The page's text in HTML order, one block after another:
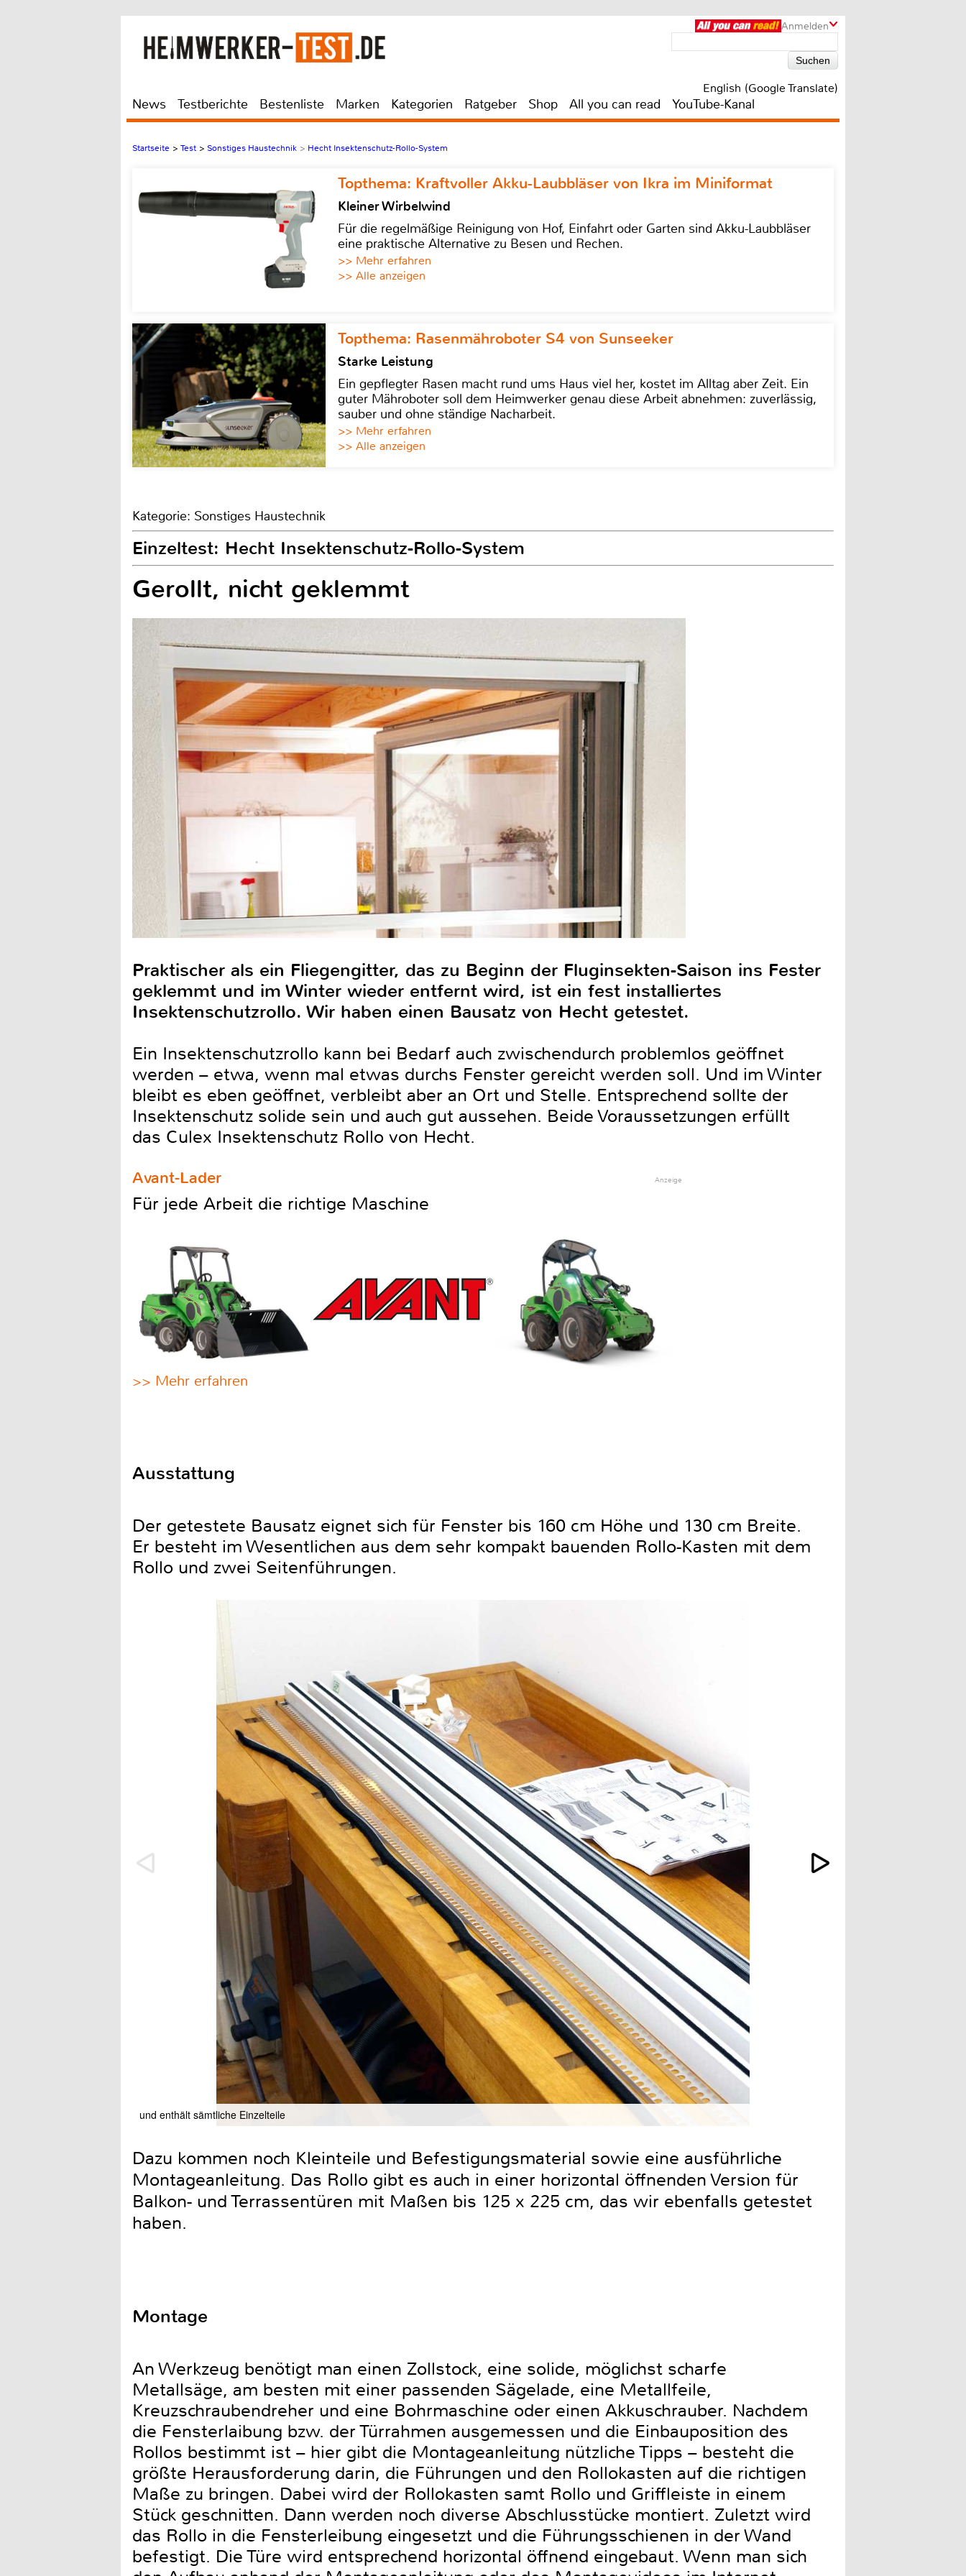
Anmelden
English (Google Translate)
News Testberichte Bestenliste Marken Kategorien Ratgeber Shop All you can read YouTube-Kanal
Startseite > Test > Sonstiges Haustechnik > Hecht Insektenschutz-Rollo-System
Topthema: Kraftvoller Akku-Laubbläser von Ikra im Miniformat
Kleiner Wirbelwind
Für die regelmäßige Reinigung von Hof, Einfahrt oder Garten sind Akku-Laubbläser
eine praktische Alternative zu Besen und Rechen.
>> Mehr erfahren
>> Alle anzeigen
Topthema: Rasenmähroboter S4 von Sunseeker
Starke Leistung
Ein gepflegter Rasen macht rund ums Haus viel her, kostet im Alltag aber Zeit. Ein
guter Mähroboter soll dem Heimwerker genau diese Arbeit abnehmen: zuverlässig,
sauber und ohne ständige Nacharbeit.
>> Mehr erfahren
>> Alle anzeigen
Kategorie: Sonstiges Haustechnik
Einzeltest: Hecht Insektenschutz-Rollo-System
Gerollt, nicht geklemmt
Praktischer als ein Fliegengitter, das zu Beginn der Fluginsekten-Saison ins Fester
geklemmt und im Winter wieder entfernt wird, ist ein fest installiertes
Insektenschutzrollo. Wir haben einen Bausatz von Hecht getestet.
Ein Insektenschutzrollo kann bei Bedarf auch zwischendurch problemlos geöffnet
werden – etwa, wenn mal etwas durchs Fenster gereicht werden soll. Und im Winter
bleibt es eben geöffnet, verbleibt aber an Ort und Stelle. Entsprechend sollte der
Insektenschutz solide sein und auch gut aussehen. Beide Voraussetzungen erfüllt
das Culex Insektenschutz Rollo von Hecht.
Anzeige
Avant-Lader
Für jede Arbeit die richtige Maschine
>> Mehr erfahren
Ausstattung
Der getestete Bausatz eignet sich für Fenster bis 160 cm Höhe und 130 cm Breite.
Er besteht im Wesentlichen aus dem sehr kompakt bauenden Rollo-Kasten mit dem
Rollo und zwei Seitenführungen.
und enthält sämtliche Einzelteile
Dazu kommen noch Kleinteile und Befestigungsmaterial sowie eine ausführliche
Montageanleitung. Das Rollo gibt es auch in einer horizontal öffnenden Version für
Balkon- und Terrassentüren mit Maßen bis 125 x 225 cm, das wir ebenfalls getestet
haben.
Montage
An Werkzeug benötigt man einen Zollstock, eine solide, möglichst scharfe
Metallsäge, am besten mit einer passenden Sägelade, eine Metallfeile,
Kreuzschraubendreher und eine Bohrmaschine oder einen Akkuschrauber. Nachdem
die Fensterlaibung bzw. der Türrahmen ausgemessen und die Einbauposition des
Rollos bestimmt ist – hier gibt die Montageanleitung nützliche Tipps – besteht die
größte Herausforderung darin, die Führungen und den Rollokasten auf die richtigen
Maße zu bringen. Dabei wird der Rollokasten samt Rollo und Griffleiste in einem
Stück geschnitten. Dann werden noch diverse Abschlusstücke montiert. Zuletzt wird
das Rollo in die Fensterleibung eingesetzt und die Führungsschienen in der Wand
befestigt. Die Türe wird entsprechend horizontal öffnend eingebaut. Wenn man sich